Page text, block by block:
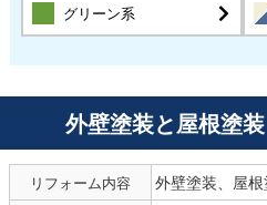
グリーン系
外壁塗装と屋根塗
リフォーム内容 外壁塗装、屋根